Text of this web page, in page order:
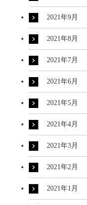
2021年9月
2021年8月
2021年7月
2021年6月
2021年5月
2021年4月
2021年3月
2021年2月
2021年1月